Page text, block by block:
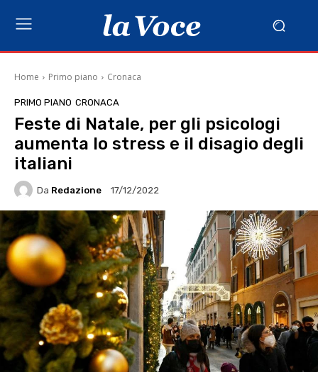
Home Primo piano Cronaca
PRIMO PIANO CRONACA
Feste di Natale, per gli psicologi
aumenta lo stress e il disagio degli
italiani
Da Redazione 17/12/2022